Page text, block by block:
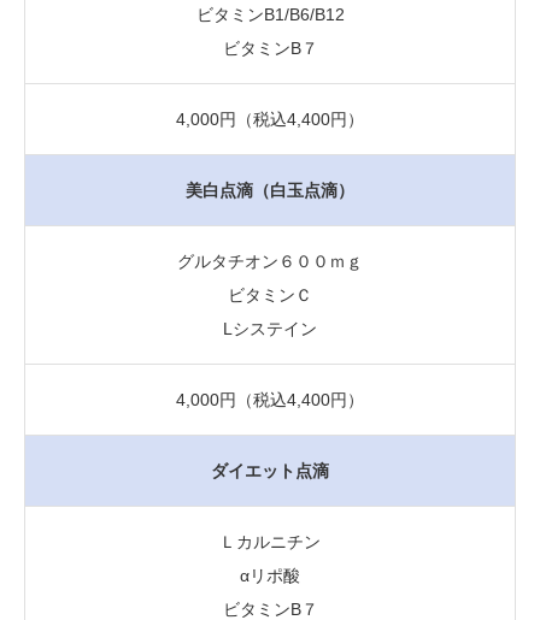
ビタミンB1/B6/B12
ビタミンB７
4,000円（税込4,400円）
美白点滴（白玉点滴）
グルタチオン６００ｍｇ
ビタミンＣ
Lシステイン
4,000円（税込4,400円）
ダイエット点滴
Ｌカルニチン
αリポ酸
ビタミンB７